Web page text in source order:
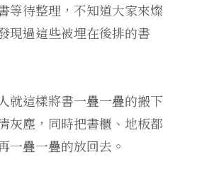
等待整理，不知道大家來燦
現過這些被埋在後排的書
就這樣將書一疊一疊的搬下
灰塵，同時把書櫃、地板都
一疊一疊的放回去。